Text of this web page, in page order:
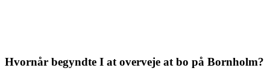
Hvornår begyndte I at overveje at bo på Bornholm?